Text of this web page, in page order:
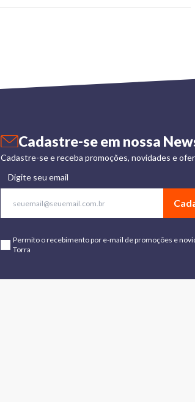
Cadastre-se em nossa
Cadastre-se e receba promoções, novidades e
Digite seu email
Permito o recebimento por e-mail de promoções e
Torra